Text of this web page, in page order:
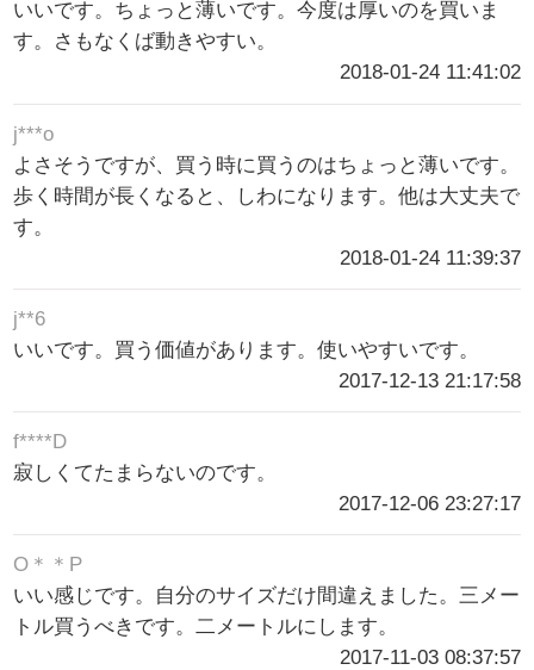
いいです。ちょっと薄いです。今度は厚いのを買いま
す。さもなくば動きやすい。
2018-01-24 11:41:02
j***o
よさそうですが、買う時に買うのはちょっと薄いです。
歩く時間が長くなると、しわになります。他は大丈夫で
す。
2018-01-24 11:39:37
j**6
いいです。買う価値があります。使いやすいです。
2017-12-13 21:17:58
f****D
寂しくてたまらないのです。
2017-12-06 23:27:17
O＊＊P
いい感じです。自分のサイズだけ間違えました。三メー
トル買うべきです。二メートルにします。
2017-11-03 08:37:57